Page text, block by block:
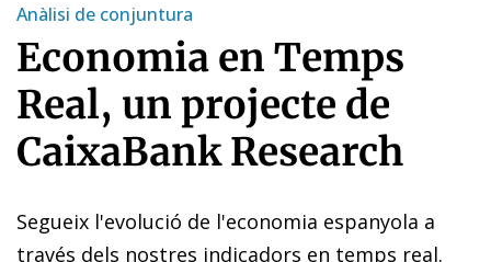
Anàlisi de conjuntura
Economia en Temps
Real, un projecte de
CaixaBank Research
Segueix l'evolució de l'economia espanyola a
través dels nostres indicadors en temps real.